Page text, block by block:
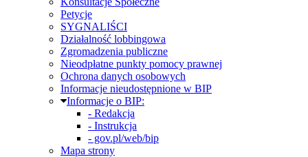
Petycje
SYGNALIŚCI
Działalność lobbingowa
Zgromadzenia publiczne
Nieodpłatne punkty pomocy prawnej
Ochrona danych osobowych
Informacje nieudostępnione w BIP
Informacje o BIP:
- Redakcja
- Instrukcja
- gov.pl/web/bip
Mapa strony